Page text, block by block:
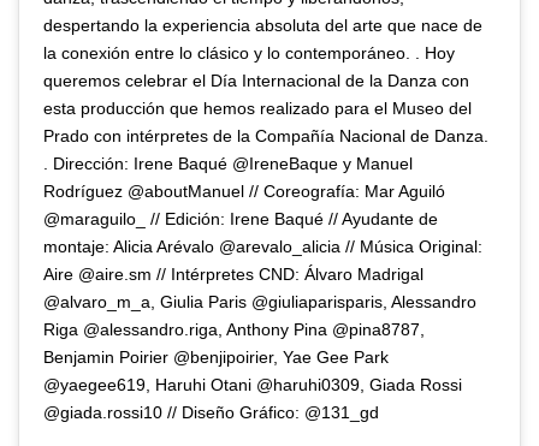
despertando la experiencia absoluta del arte que nace de
la conexión entre lo clásico y lo contemporáneo. . Hoy
queremos celebrar el Día Internacional de la Danza con
esta producción que hemos realizado para el Museo del
Prado con intérpretes de la Compañía Nacional de Danza.
. Dirección: Irene Baqué @IreneBaque y Manuel
Rodríguez @aboutManuel // Coreografía: Mar Aguiló
@maraguilo_ // Edición: Irene Baqué // Ayudante de
montaje: Alicia Arévalo @arevalo_alicia // Música Original:
Aire @aire.sm // Intérpretes CND: Álvaro Madrigal
@alvaro_m_a, Giulia Paris @giuliaparisparis, Alessandro
Riga @alessandro.riga, Anthony Pina @pina8787,
Benjamin Poirier @benjipoirier, Yae Gee Park
@yaegee619, Haruhi Otani @haruhi0309, Giada Rossi
@giada.rossi10 // Diseño Gráfico: @131_gd